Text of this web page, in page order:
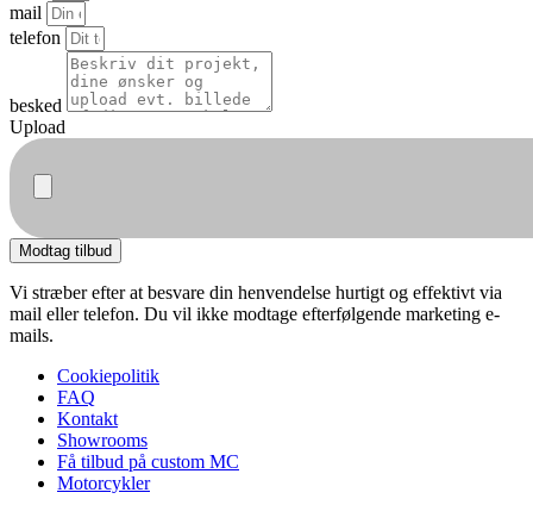
mail
telefon
besked
Upload
Modtag tilbud
Vi stræber efter at besvare din henvendelse hurtigt og effektivt via
mail eller telefon. Du vil ikke modtage efterfølgende marketing e-
mails.
Cookiepolitik
FAQ
Kontakt
Showrooms
Få tilbud på custom MC
Motorcykler